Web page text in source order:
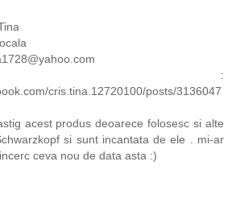
:
cris.tina.12720100/posts/3136047
acest produs deoarece folosesc si alte
si sunt incantata de ele . mi-ar
ceva nou de data asta :)